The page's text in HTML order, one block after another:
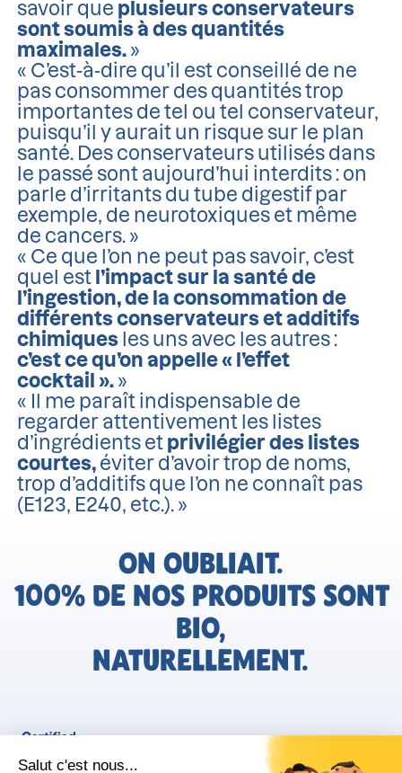
savoir que plusieurs conservateurs
sont soumis à des quantités
maximales. »
« C’est-à-dire qu’il est conseillé de ne
pas consommer des quantités trop
importantes de tel ou tel conservateur,
puisqu’il y aurait un risque sur le plan
santé. Des conservateurs utilisés dans
le passé sont aujourd’hui interdits : on
parle d’irritants du tube digestif par
exemple, de neurotoxiques et même
de cancers. »
« Ce que l’on ne peut pas savoir, c’est
quel est l’impact sur la santé de
l’ingestion, de la consommation de
différents conservateurs et additifs
chimiques les uns avec les autres :
c’est ce qu’on appelle « l’effet
cocktail ». »
« Il me paraît indispensable de
regarder attentivement les listes
d’ingrédients et privilégier des listes
courtes, éviter d’avoir trop de noms,
trop d’additifs que l’on ne connaît pas
(E123, E240, etc.). »
ON OUBLIAIT.
100% DE NOS PRODUITS SONT
BIO,
NATURELLEMENT.
FR